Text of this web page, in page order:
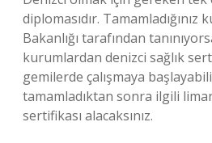
diplomasıdır. Tamamladığınız
Bakanlığı tarafından
kurumlardan denizci sağlık
gemilerde çalışmaya
tamamladıktan sonra ilgili
sertifikası alacaksınız.